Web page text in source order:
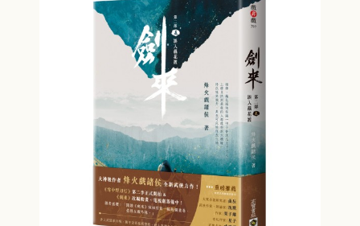
醫療保健 (55)
【2套7折】高寶小說系列全圖鑑書展
【66折】高寶小說系列全圖鑑書展